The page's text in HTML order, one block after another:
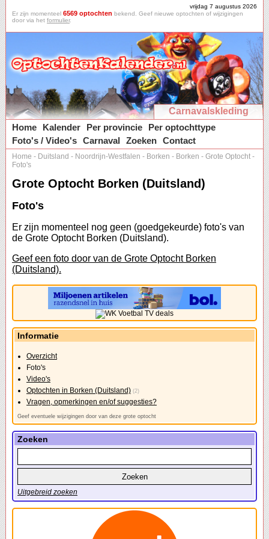
vrijdag 7 augustus 2026
Er zijn momenteel 6569 optochten bekend. Geef nieuwe optochten of wijzigingen
door via het formulier.
Carnavalskleding
Home
Kalender Per provincie
Per optochttype
Foto's / Video's Carnaval Zoeken Contact
Home - Duitsland - Noordrijn-Westfalen - Borken - Borken - Grote Optocht -
Foto's
Grote Optocht Borken (Duitsland)
Foto's
Er zijn momenteel nog geen (goedgekeurde) foto's van
de Grote Optocht Borken (Duitsland).
Geef een foto door van de Grote Optocht Borken
(Duitsland).
Informatie
Overzicht
Foto's
Video's
Optochten in Borken (Duitsland) (2)
Vragen, opmerkingen en/of suggesties?
Geef eventuele wijzigingen door van deze grote optocht
Zoeken
Uitgebreid zoeken